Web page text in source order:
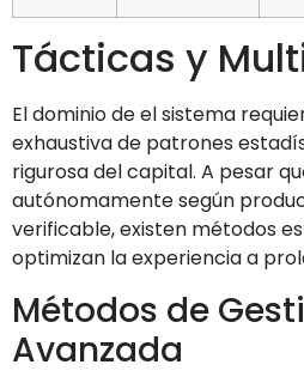
Tácticas y
El dominio de el sistema
exhaustiva de patrones
rigurosa del capital. A pesar
autónomamente según
verificable, existen métodos
optimizan la experiencia a
Métodos de
Avanzada